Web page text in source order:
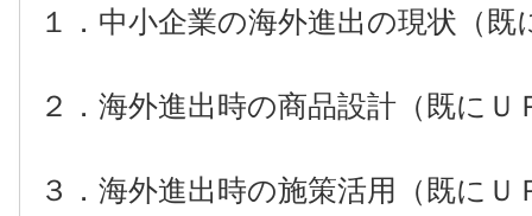
１．中小企業の海外進出の現状（既
２．海外進出時の商品設計 （既にＵ
３．海外進出時の施策活用 （既にＵ